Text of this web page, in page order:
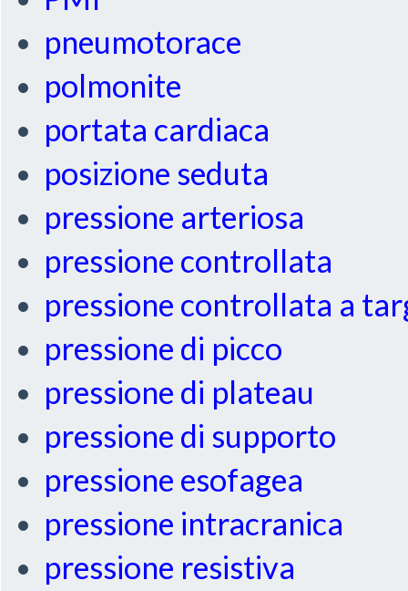
pneumotorace
polmonite
portata cardiaca
posizione seduta
pressione arteriosa
pressione controllata
pressione controllata a
pressione di picco
pressione di plateau
pressione di supporto
pressione esofagea
pressione intracranica
pressione resistiva